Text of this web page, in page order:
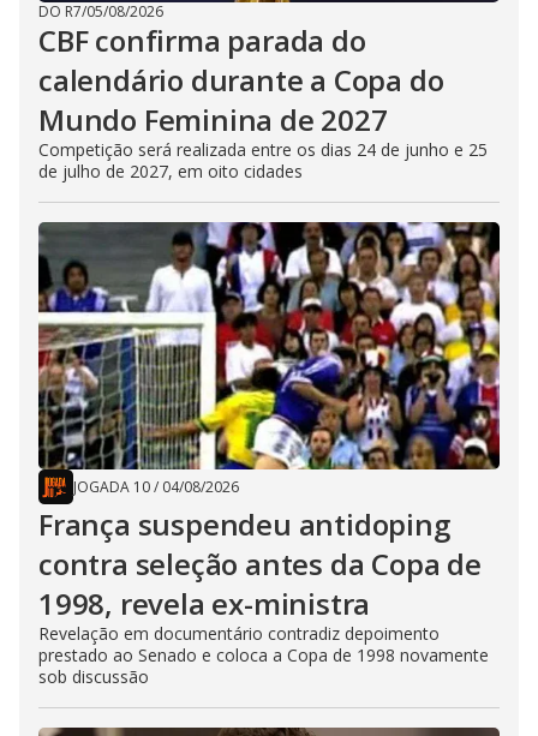
DO R7/05/08/2026
CBF confirma parada do
calendário durante a Copa do
Mundo Feminina de 2027
Competição será realizada entre os dias 24 de junho e 25
de julho de 2027, em oito cidades
JOGADA 10/ 04/08/2026
França suspendeu antidoping
contra seleção antes da Copa de
1998, revela ex-ministra
Revelação em documentário contradiz depoimento
prestado ao Senado e coloca a Copa de 1998 novamente
sob discussão